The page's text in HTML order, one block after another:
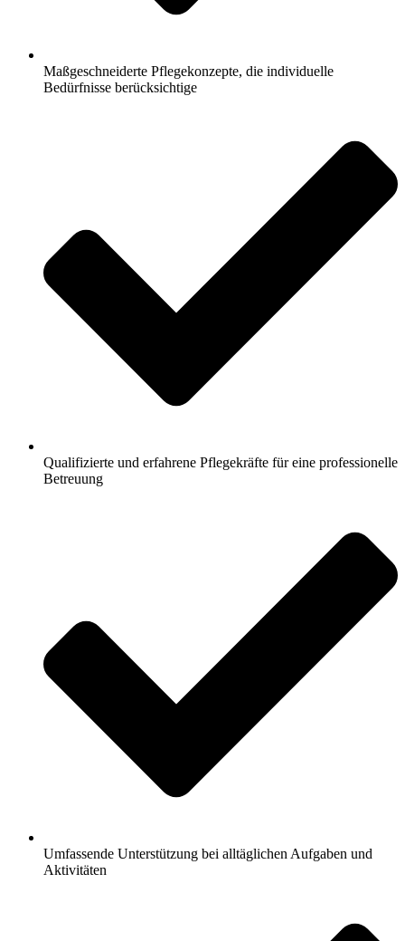
Maßgeschneiderte Pflegekonzepte, die individuelle
Bedürfnisse berücksichtige
Qualifizierte und erfahrene Pflegekräfte für eine professionelle
Betreuung
Umfassende Unterstützung bei alltäglichen Aufgaben und
Aktivitäten